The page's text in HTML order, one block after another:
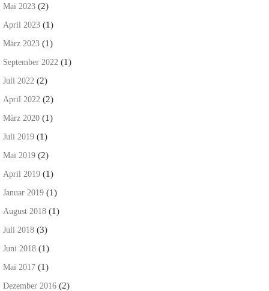
Mai 2023 (2)
April 2023 (1)
März 2023 (1)
September 2022 (1)
Juli 2022 (2)
April 2022 (2)
März 2020 (1)
Juli 2019 (1)
Mai 2019 (2)
April 2019 (1)
Januar 2019 (1)
August 2018 (1)
Juli 2018 (3)
Juni 2018 (1)
Mai 2017 (1)
Dezember 2016 (2)